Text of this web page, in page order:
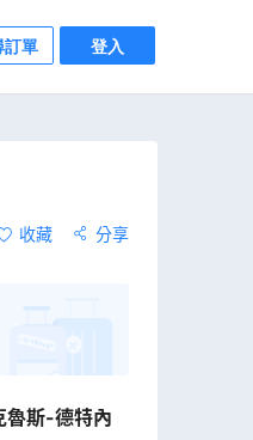
訂單 登入
收藏
分享
魯斯-德特內